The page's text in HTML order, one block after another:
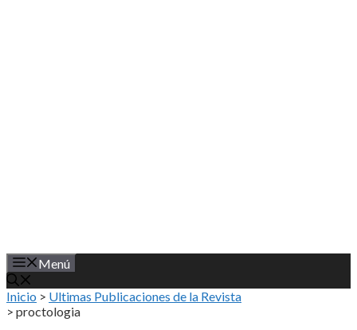
Menú
Inicio > Ultimas Publicaciones de la Revista
> proctologia